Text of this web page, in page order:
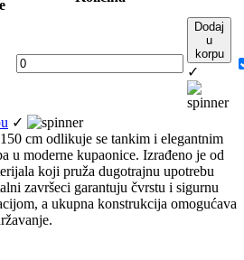
Dodaj
u
korpu
✓
✓
cm odlikuje se tankim i elegantnim
u moderne kupaonice. Izrađeno je od
koji pruža dugotrajnu upotrebu
završeci garantuju čvrstu i sigurnu
a ukupna konstrukcija omogućava